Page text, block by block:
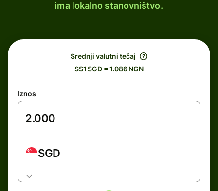
ima lokalno stanovništvo.
Srednji valutni tečaj
S$1 SGD = 1.086 NGN
Iznos
SGD